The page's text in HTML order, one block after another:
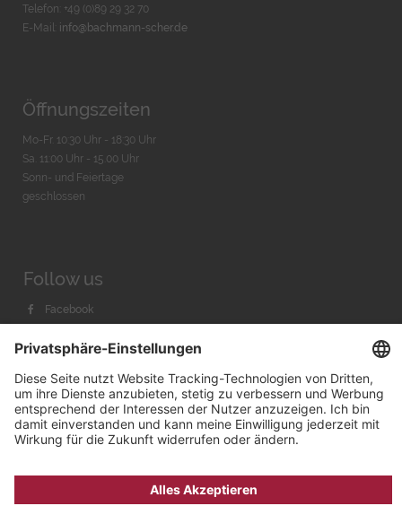
Telefon: +49 (0)89 29 32 70
E-Mail: info@bachmann-scher.de
Öffnungszeiten
Mo-Fr. 10:30 Uhr - 18:30 Uhr
Sa. 11:00 Uhr - 15.00 Uhr
Sonn- und Feiertage
geschlossen
Follow us
Facebook
Youtube